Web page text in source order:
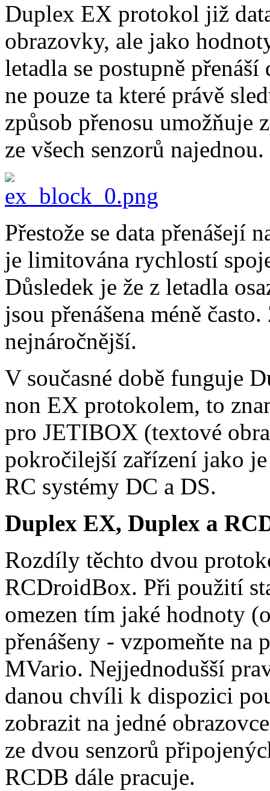
Duplex EX protokol již
obrazovky, ale jako
letadla se postupně přenáší
ne pouze ta které právě
způsob přenosu umožňuje
ze všech senzorů najednou.
Přestože se data přenášejí
je limitována rychlostí
Důsledek je že z letadla
jsou přenášena méně
nejnáročnější.
V současné době funguje
non EX protokolem, to
pro JETIBOX (textové
pokročilejší zařízení jako
RC systémy DC a DS.
Duplex EX, Duplex a
Rozdíly těchto dvou
RCDroidBox. Při použití
omezen tím jaké hodnoty
přenášeny - vzpomeňte
MVario. Nejjednodušší
danou chvíli k dispozici
zobrazit na jedné
ze dvou senzorů
RCDB dále pracuje.